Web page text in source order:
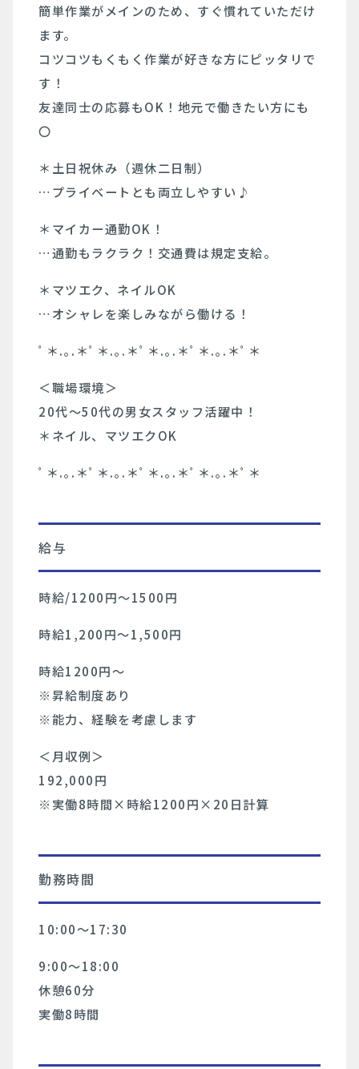
簡単作業がメインのため、すぐ慣れていただけ
ます。
コツコツもくもく作業が好きな方にピッタリで
す！
友達同士の応募もOK！地元で働きたい方にも
〇
＊土日祝休み（週休二日制）
…プライベートとも両立しやすい♪
＊マイカー通勤OK！
…通勤もラクラク！交通費は規定支給。
＊マツエク、ネイルOK
…オシャレを楽しみながら働ける！
ﾟ＊.｡.＊ﾟ＊.｡.＊ﾟ＊.｡.＊ﾟ＊.｡.＊ﾟ＊
＜職場環境＞
20代〜50代の男女スタッフ活躍中！
＊ネイル、マツエクOK
ﾟ＊.｡.＊ﾟ＊.｡.＊ﾟ＊.｡.＊ﾟ＊.｡.＊ﾟ＊
給与
時給/1200円〜1500円
時給1,200円〜1,500円
時給1200円～
※昇給制度あり
※能力、経験を考慮します
＜月収例＞
192,000円
※実働8時間×時給1200円×20日計算
勤務時間
10:00〜17:30
9:00～18:00
休憩60分
実働8時間